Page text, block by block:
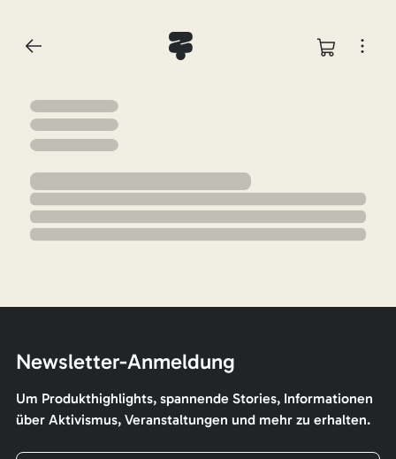
Newsletter-Anmeldung
Um Produkthighlights, spannende Stories, Informationen
über Aktivismus, Veranstaltungen und mehr zu erhalten.